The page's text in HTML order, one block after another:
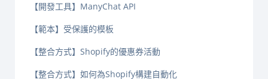
【開發工具】ManyChat API
【範本】受保護的模板
【整合方式】Shopify的優惠券活動
【整合方式】如何為Shopify構建自動化